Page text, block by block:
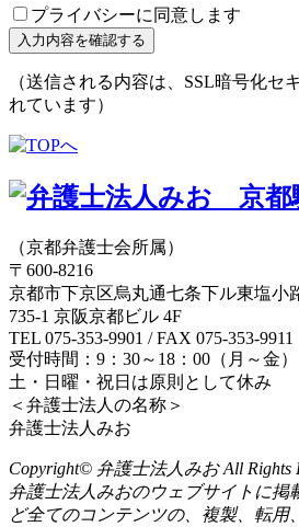
プライバシーに同意します
（送信される内容は、SSL暗号化セ
れています）
（京都弁護士会所属）
〒600-8216
京都市下京区烏丸通七条下ル東塩小
735-1 京阪京都ビル 4F
TEL 075-353-9901 / FAX 075-353-9911
受付時間：9：30～18：00（月～金）
土・日曜・祝日は原則として休み
＜弁護士法人の名称＞
弁護士法人みお
Copyright© 弁護士法人みお All Rights
弁護士法人みおのウェブサイトに掲
ど全てのコンテンツの、複製、転用